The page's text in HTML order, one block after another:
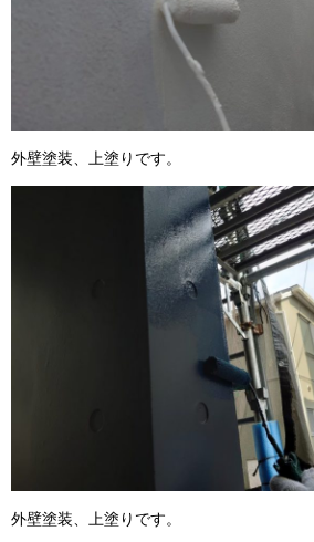
外壁塗装、上塗りです。
外壁塗装、上塗りです。